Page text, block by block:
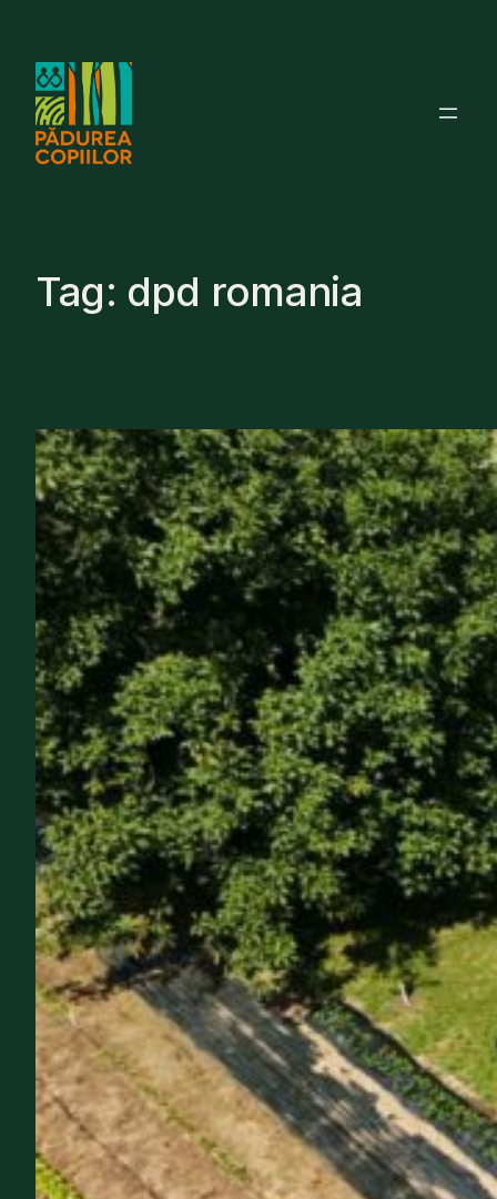
content
Tag: dpd romania